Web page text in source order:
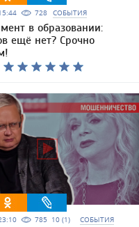
728 СОБЫТИЯ
в образовании:
ещё нет? Срочно
785 10 (1) СОБЫТИЯ